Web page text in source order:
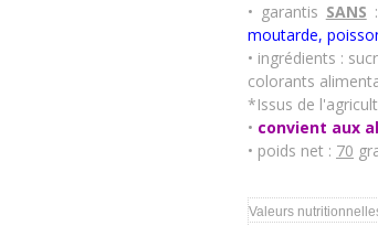
• garantis SANS
moutarde,
• ingrédients :
colorants
*Issus de
• convient aux
• poids net : 70
Valeurs